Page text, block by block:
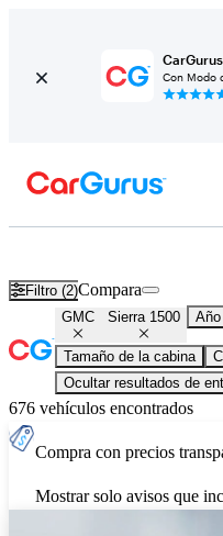
Con Modo
Filtro (2)Compara
GMC Sierra 1500 Año
Tamaño de la cabina
Ocultar resultados de
676 vehículos encontrados
Compra con precios
Mostrar solo avisos que